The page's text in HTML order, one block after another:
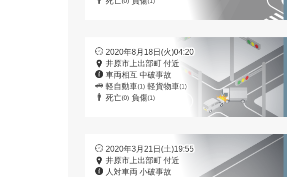
2020年8月18日(火)04:20
井原市上出部町 付近
車両相互 中破事故
軽自動車(1) 軽貨物車(1)
死亡(0) 負傷(1)
2020年3月21日(土)19:55
井原市上出部町 付近
人対車両 小破事故